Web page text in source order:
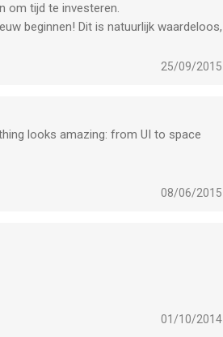
om tijd te investeren.
beginnen! Dit is natuurlijk waardeloos,
25/09/2015
looks amazing: from UI to space
08/06/2015
01/10/2014